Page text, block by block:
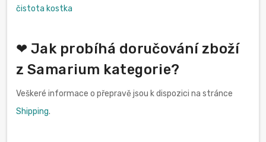
čistota kostka
❤ Jak probíhá doručování zboží
z Samarium kategorie?
Veškeré informace o přepravě jsou k dispozici na stránce
Shipping.